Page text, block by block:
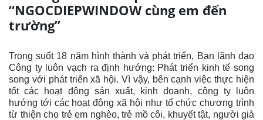
“NGOCDIEPWINDOW cùng em đến
trường”
Trong suốt 18 năm hình thành và phát triển, Ban lãnh đạo
Công ty luôn vạch ra định hướng: Phát triển kinh tế song
song với phát triển xã hội. Vì vậy, bên cạnh việc thực hiện
tốt các hoạt động sản xuất, kinh doanh, công ty luôn
hướng tới các hoạt động xã hội như tổ chức chương trình
từ thiện cho trẻ em nghèo, trẻ mồ côi, khuyết tật, người già